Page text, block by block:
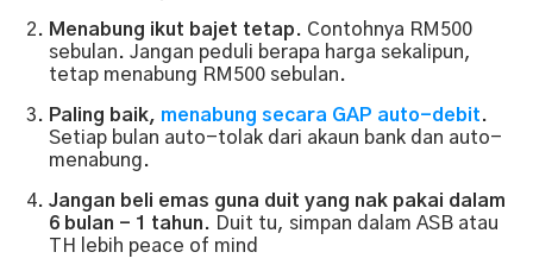
Menabung ikut bajet tetap. Contohnya RM500
sebulan. Jangan peduli berapa harga sekalipun,
tetap menabung RM500 sebulan.
Paling baik, menabung secara GAP auto-debit.
Setiap bulan auto-tolak dari akaun bank dan auto-
menabung.
Jangan beli emas guna duit yang nak pakai dalam
6 bulan - 1 tahun. Duit tu, simpan dalam ASB atau
TH lebih peace of mind